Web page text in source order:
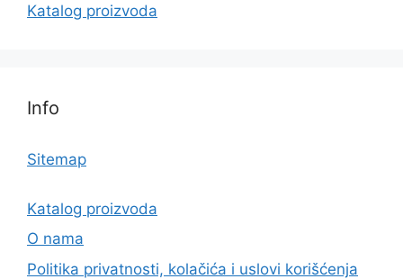
Katalog proizvoda
Info
Sitemap
Katalog proizvoda
O nama
Politika privatnosti, kolačića i uslovi korišćenja